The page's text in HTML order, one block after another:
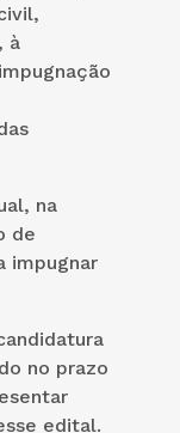
à
na
de
impugnar
no prazo
edital.